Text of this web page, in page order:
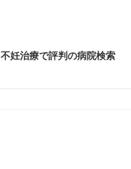
不妊治療で評判の病院検索